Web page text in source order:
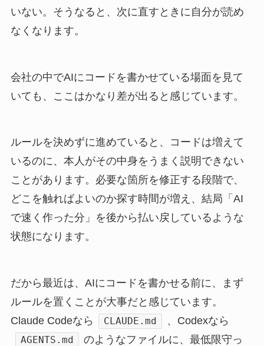
いない。そうなると、次に直すときに自分が読め
なくなります。
会社の中でAIにコードを書かせている場面を見て
いても、ここはかなり差が出ると感じています。
ルールを決めずに進めていると、コードは増えて
いるのに、本人がその中身をうまく説明できない
ことがあります。必要な箇所を修正する段階で、
どこを触ればよいのか探す時間が増え、結局「AI
で速く作った分」を後から払い戻しているような
状態になります。
だから最近は、AIにコードを書かせる前に、まず
ルールを置くことが大事だと感じています。
Claude Codeなら
CLAUDE.md 、Codexなら
AGENTS.md
のようなファイルに、最低限守っ